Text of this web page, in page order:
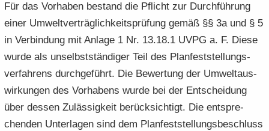
Für das Vor­ha­ben be­stand die Pflicht zur Durch­füh­rung
einer Um­welt­ver­träg­lich­keits­prü­fung gemäß §§ 3a und § 5
in Ver­bin­dung mit An­la­ge 1 Nr. 13.18.1 UVPG a. F. Diese
wurde als un­selbst­stän­di­ger Teil des Plan­fest­stel­lungs­
ver­fah­rens durch­ge­führt. Die Be­wer­tung der Um­welt­aus­
wir­kun­gen des Vor­ha­bens wurde bei der Ent­schei­dung
über des­sen Zu­läs­sig­keit be­rück­sich­tigt. Die ent­spre­
chen­den Un­ter­la­gen sind dem Plan­fest­stel­lungs­be­schluss